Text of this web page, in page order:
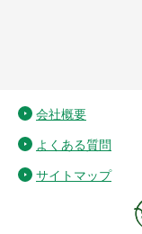
会社概要
よくある質問
サイトマップ